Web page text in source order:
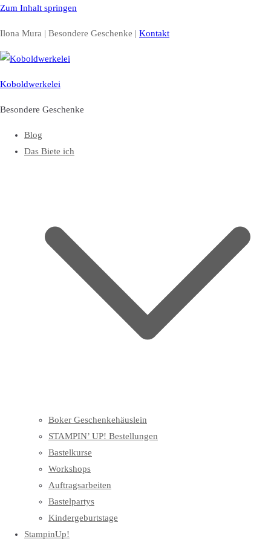
Zum Inhalt springen
Ilona Mura | Besondere Geschenke | Kontakt
Koboldwerkelei
Besondere Geschenke
Blog
Das Biete ich
Boker Geschenkehäuslein
STAMPIN’ UP! Bestellungen
Bastelkurse
Workshops
Auftragsarbeiten
Bastelpartys
Kindergeburtstage
StampinUp!